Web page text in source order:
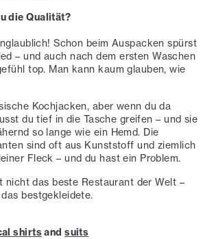
die Qualität?
Schon beim Auspacken spürst
– und auch nach dem ersten Waschen
top. Man kann kaum glauben, wie
Kochjacken, aber wenn du da
du tief in die Tasche greifen – und sie
so lange wie ein Hemd. Die
sind oft aus Kunststoff und ziemlich
Fleck – und du hast ein Problem.
nicht das beste Restaurant der Welt –
bestgekleidete.
shirts andsuits